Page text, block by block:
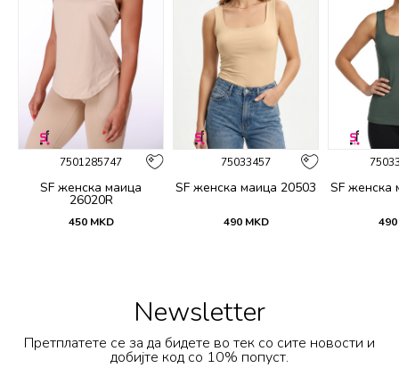
7501285747
SF женска маица
26020R
450 MKD
75033457
SF женска маица 20503
490 MKD
SF женска
490
Newsletter
Претплатете се за да бидете во тек со сите новости и
добијте код со 10% попуст.